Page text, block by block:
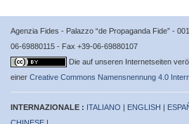
Agenzia Fides - Palazzo “de Propaganda Fide” -
06-69880115 - Fax +39-06-69880107
Die auf unseren Internetseiten
einer Creative Commons Namensnennung 4.0
INTERNAZIONALE : ITALIANO | ENGLISH |